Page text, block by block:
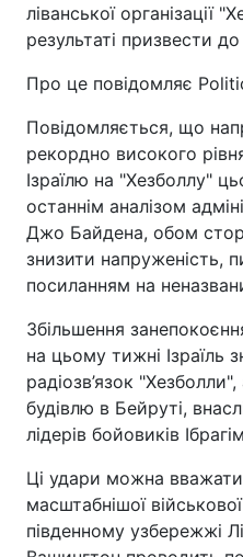
ліванської організації
результаті призвести
Про це повідомляє
Повідомляється, що
рекордно високого
Ізраїлю на "Хезболлу"
останнім аналізом
Джо Байдена, обом
знизити напруженість,
посиланням на
Збільшення
на цьому тижні Ізраїль
радіозв’язок
будівлю в Бейруті,
лідерів бойовиків
Ці удари можна
масштабнішої
південному узбережжі